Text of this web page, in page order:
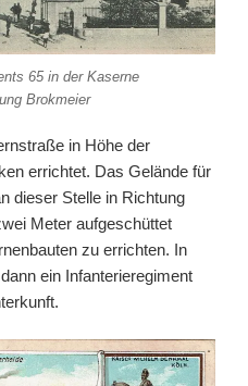
65 in der Kaserne
Brokmeier
in Höhe der
errichtet. Das Gelände für
dieser Stelle in Richtung
Meter aufgeschüttet
zu errichten. In
ein Infanterieregiment